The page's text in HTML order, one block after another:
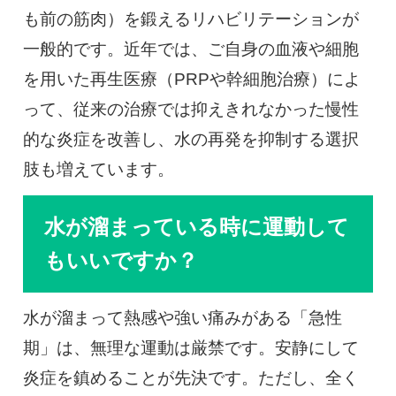
も前の筋肉）を鍛えるリハビリテーションが
一般的です。近年では、ご自身の血液や細胞
を用いた再生医療（PRPや幹細胞治療）によ
って、従来の治療では抑えきれなかった慢性
的な炎症を改善し、水の再発を抑制する選択
肢も増えています。
水が溜まっている時に運動して
もいいですか？
水が溜まって熱感や強い痛みがある「急性
期」は、無理な運動は厳禁です。安静にして
炎症を鎮めることが先決です。ただし、全く